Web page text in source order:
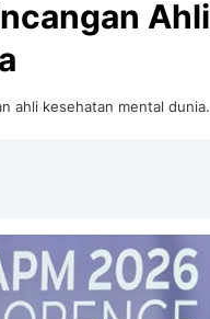
Ahli
ahli kesehatan mental dunia.